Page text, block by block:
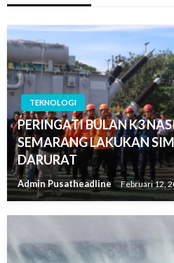
TEKNOLOGI
PERINGATI BULAN K3
SEMARANG LAKUKAN
DARURAT
Admin Pusatheadline Februari 12,